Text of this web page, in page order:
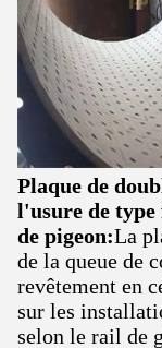
Plaque de
l'usure de type
de pigeon:La
de la queue de
revêtement en
sur les
selon le rail de